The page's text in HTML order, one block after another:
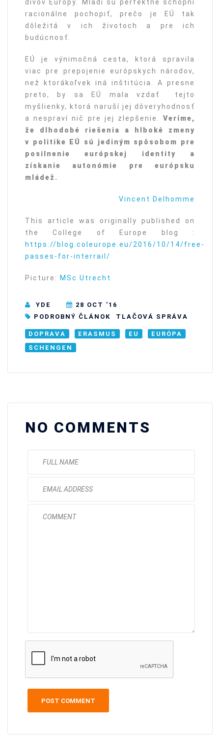
divov Európy. Mladí sú perfektne schopní
racionálne pochopiť, prečo je EÚ tak
dôležitá v ich životoch a pre ich
budúcnosť.
EÚ je výnimočná cesta, ktorá spravila
viac pre prepojenie európskych národov,
než ktorákoľvek iná inštitúcia. A presne
preto, by sa EÚ mala vzdať tejto
myšlienky, ktorá naruší jej dôveryhodnosť
a nespraví nič pre jej zlepšenie. Veríme,
že dlhodobé riešenia a hlboké zmeny
v politike EÚ sú jediným spôsobom pre
posilnenie európskej identity a
získanie autonómie pre európsku
mládež.
Vincent Delhomme
This article was originally published on
the College of Europe blog :
https://blog.coleurope.eu/2016/10/14/free-
passes-for-interrail/
Picture: MSc Utrecht
YDE
28 OCT ’16
PODROBNÝ ČLÁNOK
TLAČOVÁ SPRÁVA
DOPRAVA ERASMUS EU
EURÓPA
SCHENGEN
NO COMMENTS